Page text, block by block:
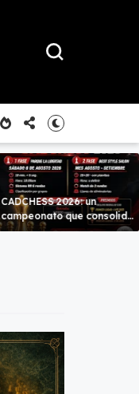
CADCHESS 2026: un
campeonato que consolida
una nueva tradición en el